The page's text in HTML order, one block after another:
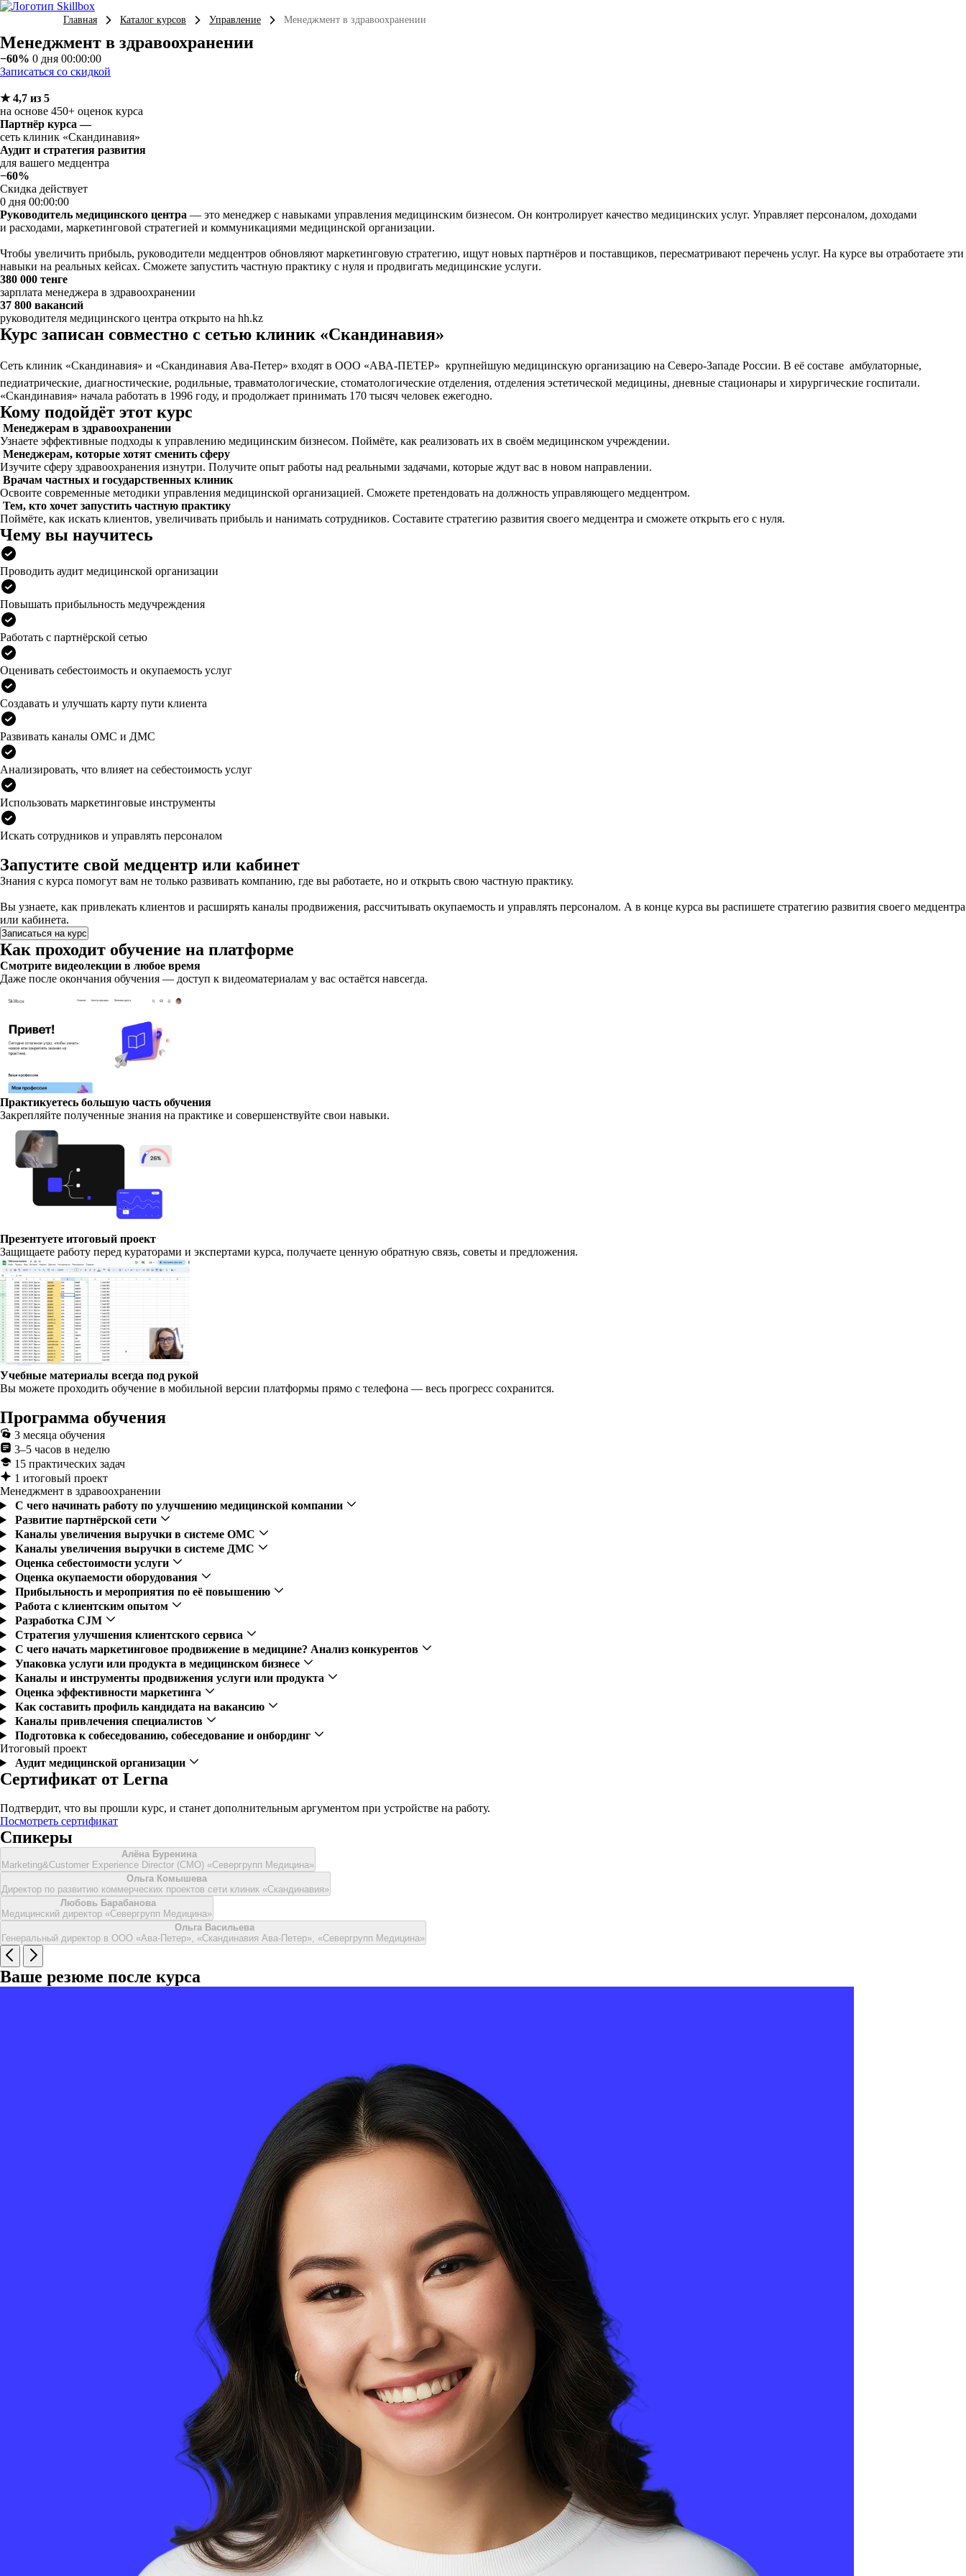
Главная Каталог курсов Управление Менеджмент в здравоохранении
Менеджмент в здравоохра­не­нии
−60% 0 дня 00:00:00
Записаться со скидкой
★ 4,7 из 5
на основе 450+ оценок курса
Партнёр курса —
сеть клиник «Скандинавия»
Аудит и стратегия развития
для вашего медцентра
−60%
Скидка действует
0 дня 00:00:00
Руководитель медицинского центра — это менеджер с навыками управления медицинским бизнесом. Он контролирует качество медицинских услуг. Управляет персоналом, доходами
и расходами, маркетинговой стратегией и коммуникациями медицинской организации.
Чтобы увеличить прибыль, руководители медцентров обновляют маркетинговую стратегию, ищут новых партнёров и поставщиков, пересматривают перечень услуг. На курсе вы отработаете эти
навыки на реальных кейсах. Сможете запустить частную практику с нуля и продвигать медицинские услуги.
380 000 тенге
зарплата менеджера в здравоохранении
37 800 вакансий
руководителя медицинского центра открыто на hh.kz
Курс записан совместно с сетью клиник «Скандинавия»
Сеть клиник «Скандинавия» и «Скандинавия Ава-Петер» входят в ООО «АВА-ПЕТЕР»  крупнейшую медицинскую организацию на Северо-Западе России. В её составе  амбулаторные,
педиатрические, диагностические, родильные, травматологические, стоматологические отделения, отделения эстетической медицины, дневные стационары и хирургические госпитали.
«Скандинавия» начала работать в 1996 году, и продолжает принимать 170 тысяч человек ежегодно.
Кому подойдёт этот курс
Менеджерам в здравоохранении
Узнаете эффективные подходы к управлению медицинским бизнесом. Поймёте, как реализовать их в своём медицинском учреждении.
Менеджерам, которые хотят сменить сферу
Изучите сферу здравоохранения изнутри. Получите опыт работы над реальными задачами, которые ждут вас в новом направлении.
Врачам частных и государственных клиник
Освоите современные методики управления медицинской организацией. Сможете претендовать на должность управляющего медцентром.
Тем, кто хочет запустить частную практику
Поймёте, как искать клиентов, увеличивать прибыль и нанимать сотрудников. Составите стратегию развития своего медцентра и сможете открыть его с нуля.
Чему вы научитесь
Проводить аудит медицинской организации
Повышать прибыльность медучреждения
Работать с партнёрской сетью
Оценивать себестоимость и окупаемость услуг
Создавать и улучшать карту пути клиента
Развивать каналы ОМС и ДМС
Анализировать, что влияет на себестоимость услуг
Использовать маркетинговые инструменты
Искать сотрудников и управлять персоналом
Запустите свой медцентр или кабинет
Знания с курса помогут вам не только развивать компанию, где вы работаете, но и открыть свою частную практику.
Вы узнаете, как привлекать клиентов и расширять каналы продвижения, рассчитывать окупаемость и управлять персоналом. А в конце курса вы распишете стратегию развития своего медцентра
или кабинета.
Записаться на курс
Как проходит обучение на платформе
Смотрите видеолекции в любое время
Даже после окончания обучения — доступ к видеоматериалам у вас остаётся навсегда.
Практикуетесь большую часть обучения
Закрепляйте полученные знания на практике и совершенствуйте свои навыки.
Презентуете итоговый проект
Защищаете работу перед кураторами и экспертами курса, получаете ценную обратную связь, советы и предложения.
Учебные материалы всегда под рукой
Вы можете проходить обучение в мобильной версии платформы прямо с телефона — весь прогресс сохранится.
Программа обучения
3 месяца обучения
3–5 часов в неделю
15 практических задач
1 итоговый проект
Менеджмент в здравоохранении
С чего начинать работу по улучшению медицинской компании
Развитие партнёрской сети
Каналы увеличения выручки в системе ОМС
Каналы увеличения выручки в системе ДМС
Оценка себестоимости услуги
Оценка окупаемости оборудования
Прибыльность и мероприятия по её повышению
Работа с клиентским опытом
Разработка CJM
Стратегия улучшения клиентского сервиса
С чего начать маркетинговое продвижение в медицине? Анализ конкурентов
Упаковка услуги или продукта в медицинском бизнесе
Каналы и инструменты продвижения услуги или продукта
Оценка эффективности маркетинга
Как составить профиль кандидата на вакансию
Каналы привлечения специалистов
Подготовка к собеседованию, собеседование и онбординг
Итоговый проект
Аудит медицинской организации
Сертификат от Lerna
Подтвердит, что вы прошли курс, и станет дополнительным аргументом при устройстве на работу.
Посмотреть сертификат
Спикеры
Алёна Буренина
Marketing&Customer Experience Director (CMO) «Севергрупп Медицина»
Ольга Комышева
Директор по развитию коммерческих проектов сети клиник «Скандинавия»
Любовь Барабанова
Медицинский директор «Севергрупп Медицина»
Ольга Васильева
Генеральный директор в ООО «Ава-Петер», «Скандинавия Ава-Петер», «Севергрупп Медицина»
Ваше резюме после курса